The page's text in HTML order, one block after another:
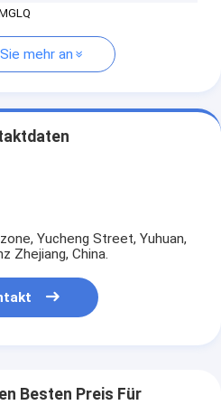
mehr an
Yucheng Street, Yuhuan,
Zhejiang, China.
Besten Preis Für